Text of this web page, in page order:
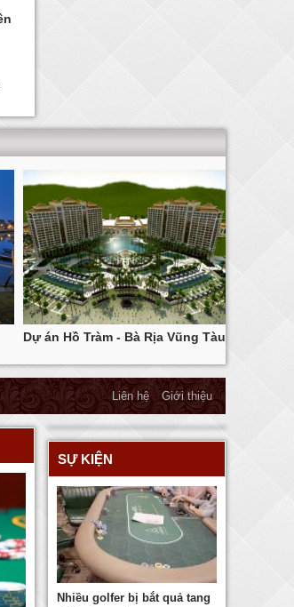
Dự án Hồ Tràm - Bà Rịa Vũng Tàu
Liên hệ Giới thiệu
SỰ KIỆN
Nhiều golfer bị bắt quả tang